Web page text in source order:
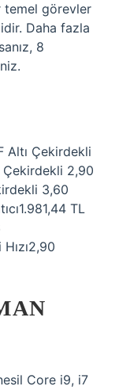
temel görevler
Daha fazla
8
Altı Çekirdekli
2,90
3,60
TL
Core i9, i7